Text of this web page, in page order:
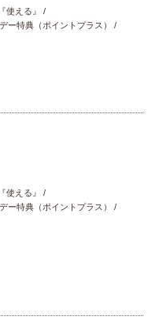
使える』
ー特典（ポイントプラス）
使える』
ー特典（ポイントプラス）